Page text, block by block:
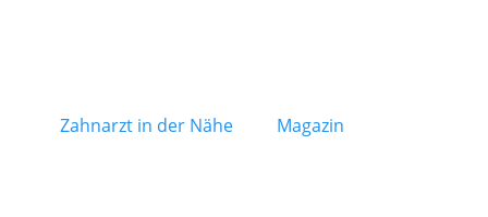
Zahnarzt in der Nähe Magazin